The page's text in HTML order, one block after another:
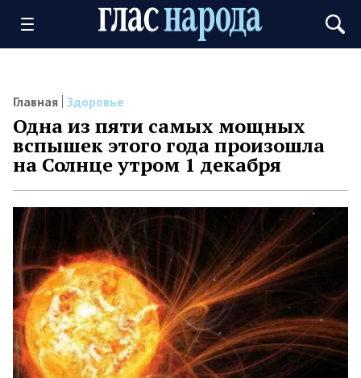
Главная Здоровье
Одна из пяти самых мощных
вспышек этого года произошла
на Солнце утром 1 декабря